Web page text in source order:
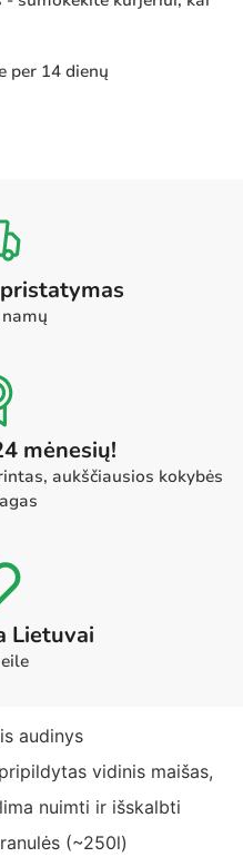
per 14 dienų
mėnesių!
aukščiausios kokybės
Lietuvai
audinys
vidinis maišas,
nuimti ir išskalbti
(~250l)